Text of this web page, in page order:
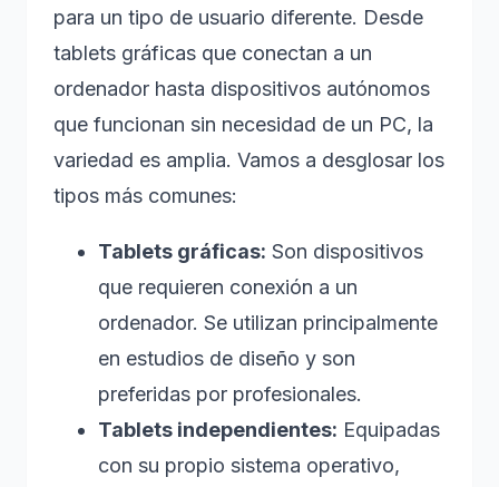
para un tipo de usuario diferente. Desde
tablets gráficas que conectan a un
ordenador hasta dispositivos autónomos
que funcionan sin necesidad de un PC, la
variedad es amplia. Vamos a desglosar los
tipos más comunes:
Tablets gráficas: Son dispositivos
que requieren conexión a un
ordenador. Se utilizan principalmente
en estudios de diseño y son
preferidas por profesionales.
Tablets independientes: Equipadas
con su propio sistema operativo,